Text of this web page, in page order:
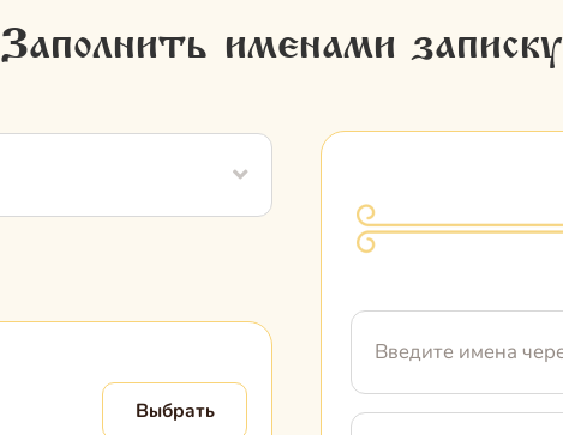
Заполнить именами записку
Выбрать